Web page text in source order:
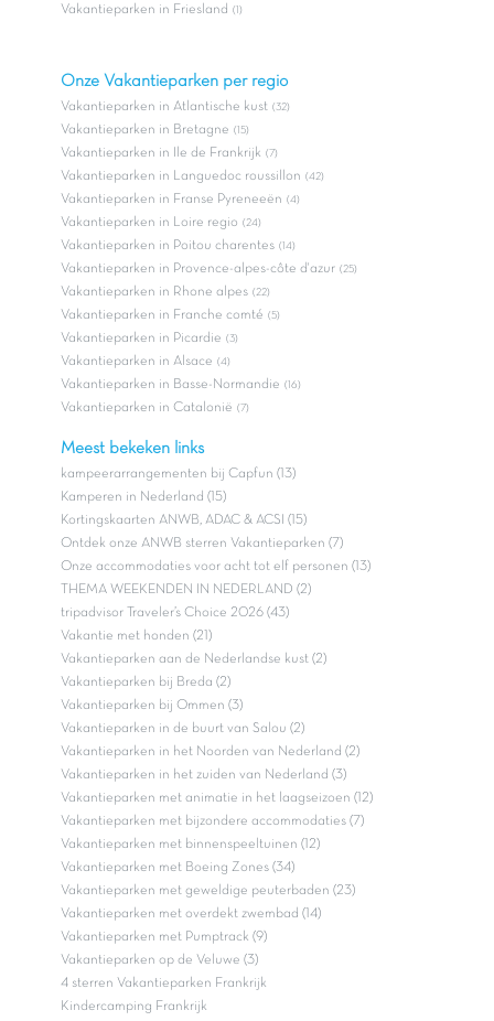
Vakantieparken in Friesland (1)
Onze Vakantieparken per regio
Vakantieparken in Atlantische kust (32)
Vakantieparken in Bretagne (15)
Vakantieparken in Ile de Frankrijk (7)
Vakantieparken in Languedoc roussillon (42)
Vakantieparken in Franse Pyreneeën (4)
Vakantieparken in Loire regio (24)
Vakantieparken in Poitou charentes (14)
Vakantieparken in Provence-alpes-côte d'azur (25)
Vakantieparken in Rhone alpes (22)
Vakantieparken in Franche comté (5)
Vakantieparken in Picardie (3)
Vakantieparken in Alsace (4)
Vakantieparken in Basse-Normandie (16)
Vakantieparken in Catalonië (7)
Meest bekeken links
kampeerarrangementen bij Capfun (13)
Kamperen in Nederland (15)
Kortingskaarten ANWB, ADAC & ACSI (15)
Ontdek onze ANWB sterren Vakantieparken (7)
Onze accommodaties voor acht tot elf personen (13)
THEMA WEEKENDEN IN NEDERLAND (2)
tripadvisor Traveler’s Choice 2026 (43)
Vakantie met honden (21)
Vakantieparken aan de Nederlandse kust (2)
Vakantieparken bij Breda (2)
Vakantieparken bij Ommen (3)
Vakantieparken in de buurt van Salou (2)
Vakantieparken in het Noorden van Nederland (2)
Vakantieparken in het zuiden van Nederland (3)
Vakantieparken met animatie in het laagseizoen (12)
Vakantieparken met bijzondere accommodaties (7)
Vakantieparken met binnenspeeltuinen (12)
Vakantieparken met Boeing Zones (34)
Vakantieparken met geweldige peuterbaden (23)
Vakantieparken met overdekt zwembad (14)
Vakantieparken met Pumptrack (9)
Vakantieparken op de Veluwe (3)
4 sterren Vakantieparken Frankrijk
Kindercamping Frankrijk